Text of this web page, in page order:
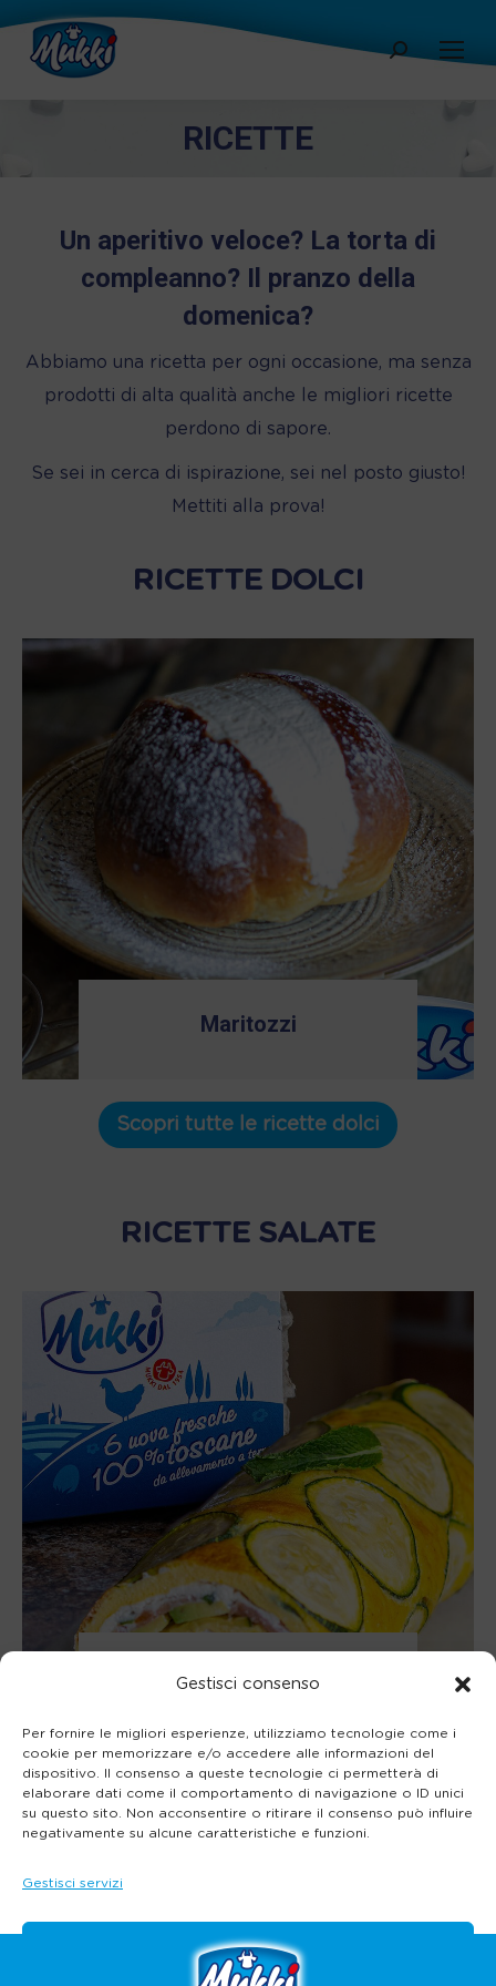
Gestisci consenso
Per fornire le migliori esperienze, utilizziamo tecnologie come i
cookie per memorizzare e/o accedere alle informazioni del
dispositivo. Il consenso a queste tecnologie ci permetterà di
elaborare dati come il comportamento di navigazione o ID unici
su questo sito. Non acconsentire o ritirare il consenso può influire
negativamente su alcune caratteristiche e funzioni.
Gestisci servizi
Accetta
Cerca:
RICETTE
Un aperitivo veloce? La torta di
compleanno? Il pranzo della
domenica?
Abbiamo una ricetta per ogni occasione, ma senza
prodotti di alta qualità anche le migliori ricette
perdono di sapore.
Se sei in cerca di ispirazione, sei nel posto giusto!
Mettiti alla prova!
RICETTE DOLCI
Maritozzi
Scopri tutte le ricette dolci
RICETTE SALATE
Zucchine Roll
Scopri tutte le ricette salate